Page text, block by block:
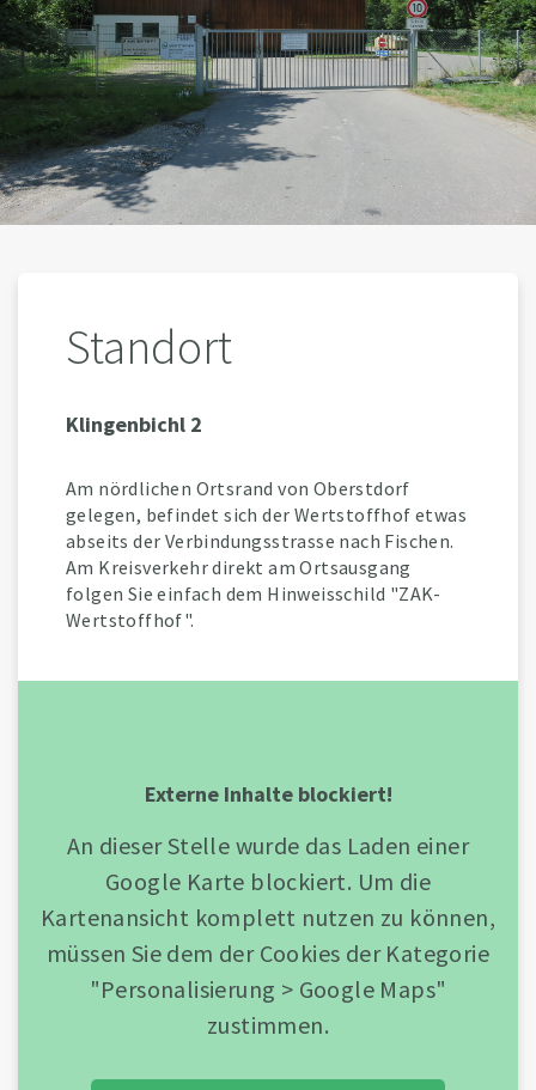
Standort
Klingenbichl 2
Am nördlichen Ortsrand von Oberstdorf
gelegen, befindet sich der Wertstoffhof etwas
abseits der Verbindungsstrasse nach Fischen.
Am Kreisverkehr direkt am Ortsausgang
folgen Sie einfach dem Hinweisschild "ZAK-
Wertstoffhof".
Externe Inhalte blockiert!
An dieser Stelle wurde das Laden einer
Google Karte blockiert. Um die
Kartenansicht komplett nutzen zu können,
müssen Sie dem der Cookies der Kategorie
"Personalisierung > Google Maps"
zustimmen.